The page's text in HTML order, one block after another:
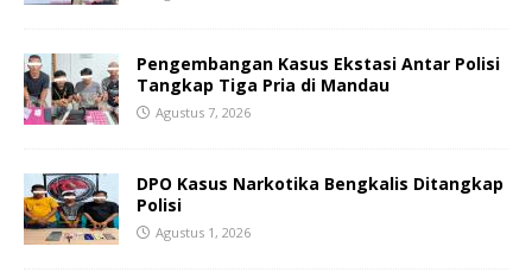
Pengembangan Kasus Ekstasi Antar Polisi
Tangkap Tiga Pria di Mandau
Agustus 7, 2026
DPO Kasus Narkotika Bengkalis Ditangkap
Polisi
Agustus 1, 2026